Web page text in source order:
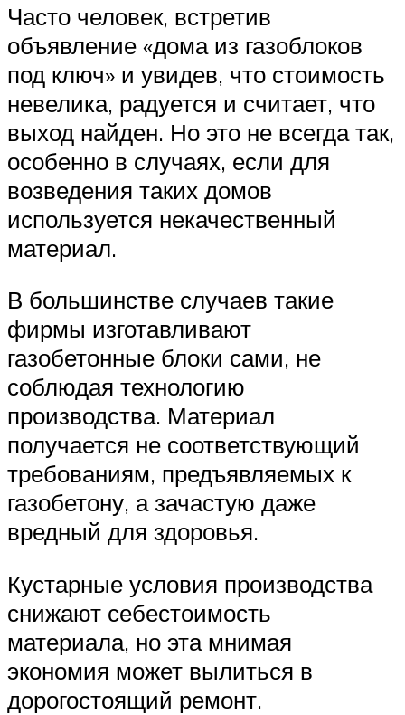
Часто человек, встретив
объявление «дома из газоблоков
под ключ» и увидев, что стоимость
невелика, радуется и считает, что
выход найден. Но это не всегда так,
особенно в случаях, если для
возведения таких домов
используется некачественный
материал.
В большинстве случаев такие
фирмы изготавливают
газобетонные блоки сами, не
соблюдая технологию
производства. Материал
получается не соответствующий
требованиям, предъявляемых к
газобетону, а зачастую даже
вредный для здоровья.
Кустарные условия производства
снижают себестоимость
материала, но эта мнимая
экономия может вылиться в
дорогостоящий ремонт.